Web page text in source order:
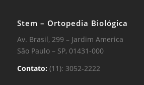
Stem – Ortopedia Biológica
Av. Brasil, 299 – Jardim America
São Paulo – SP, 01431-000
Contato: (11): 3052-2222